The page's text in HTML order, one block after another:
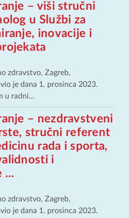
– viši stručni
u Službi za
inovacije i
zdravstvo, Zagreb,
je dana 1. prosinca 2023.
u radni...
– nezdravstveni
stručni referent
rada i sporta,
i
...
zdravstvo, Zagreb,
je dana 1. prosinca 2023.